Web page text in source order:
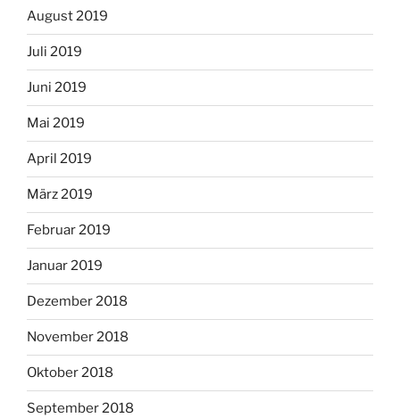
August 2019
Juli 2019
Juni 2019
Mai 2019
April 2019
März 2019
Februar 2019
Januar 2019
Dezember 2018
November 2018
Oktober 2018
September 2018